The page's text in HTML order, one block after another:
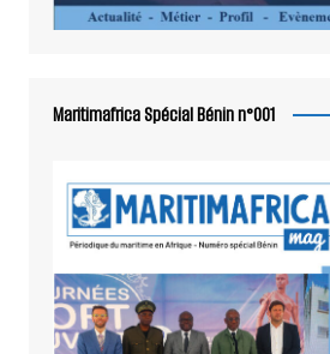
Maritimafrica Spécial Bénin n°001